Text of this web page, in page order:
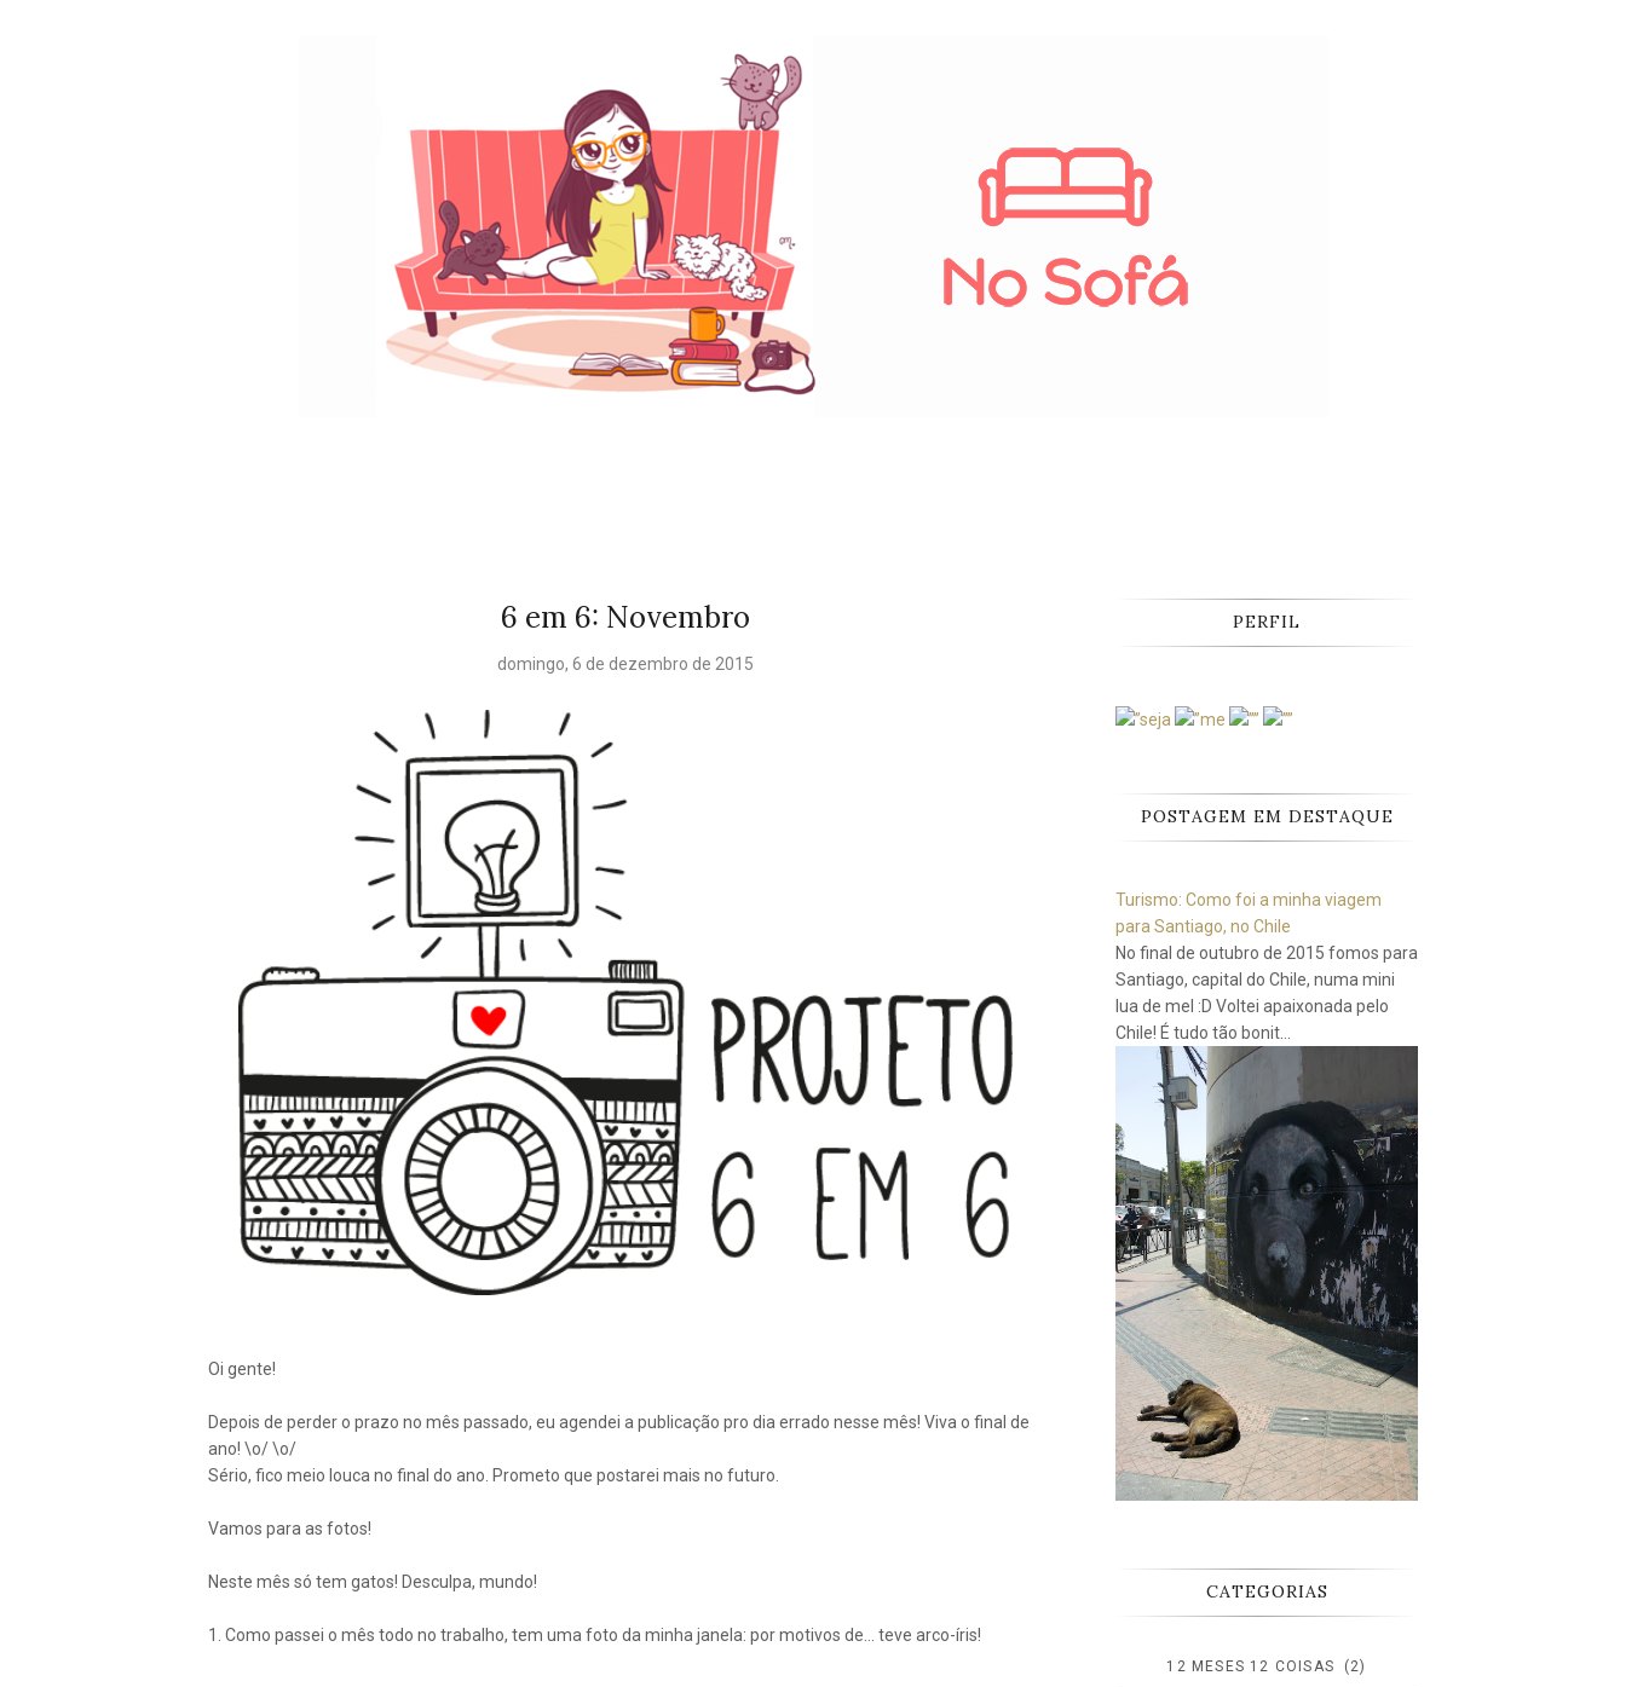
6 em 6: Novembro
domingo, 6 de dezembro de 2015
Oi gente!
Depois de perder o prazo no mês passado, eu agendei a publicação pro dia errado nesse mês! Viva o final de
ano! \o/ \o/
Sério, fico meio louca no final do ano. Prometo que postarei mais no futuro.
Vamos para as fotos!
Neste mês só tem gatos! Desculpa, mundo!
1. Como passei o mês todo no trabalho, tem uma foto da minha janela: por motivos de... teve arco-íris!
PERFIL
POSTAGEM EM DESTAQUE
Turismo: Como foi a minha viagem
para Santiago, no Chile
No final de outubro de 2015 fomos para
Santiago, capital do Chile, numa mini
lua de mel :D Voltei apaixonada pelo
Chile! É tudo tão bonit...
CATEGORIAS
12 MESES 12 COISAS (2)